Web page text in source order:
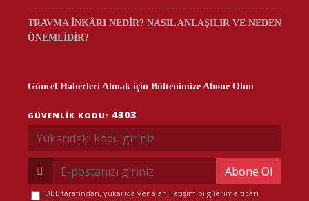
TRAVMA İNKÂRI NEDİR? NASIL ANLAŞILIR VE NEDEN
ÖNEMLİDİR?
Güncel Haberleri Almak için Bültenimize Abone Olun
GÜVENLIK KODU: 4303
Abone Ol
DBE tarafından, yukarıda yer alan iletişim bilgilerime ticari